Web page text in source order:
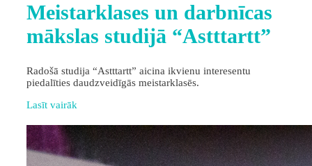
Meistarklases un darbnīcas
mākslas studijā “Astttartt”
Radošā studija “Astttartt” aicina ikvienu interesentu
piedalīties daudzveidīgās meistarklasēs.
Lasīt vairāk